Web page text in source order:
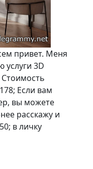
привет. Меня
услуги 3D
Если вам
вы можете
расскажу и
в личку